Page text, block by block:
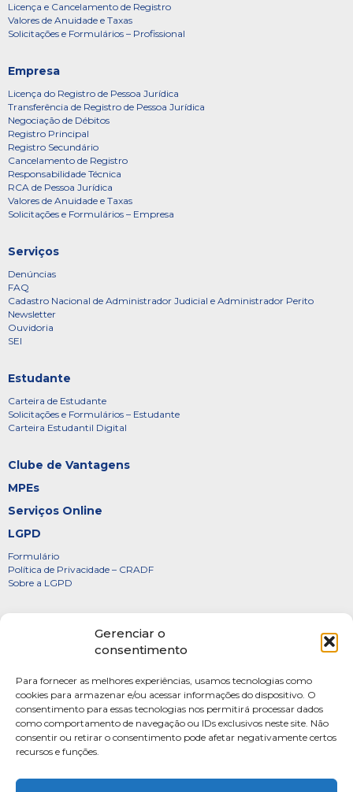
Gerenciar o
consentimento
Para fornecer as melhores experiências, usamos tecnologias como
cookies para armazenar e/ou acessar informações do dispositivo. O
consentimento para essas tecnologias nos permitirá processar dados
como comportamento de navegação ou IDs exclusivos neste site. Não
consentir ou retirar o consentimento pode afetar negativamente certos
recursos e funções.
Licença e Cancelamento de Registro
Valores de Anuidade e Taxas
Solicitações e Formulários – Profissional
Empresa
Licença do Registro de Pessoa Jurídica
Transferência de Registro de Pessoa Jurídica
Negociação de Débitos
Registro Principal
Registro Secundário
Cancelamento de Registro
Responsabilidade Técnica
RCA de Pessoa Jurídica
Valores de Anuidade e Taxas
Solicitações e Formulários – Empresa
Serviços
Denúncias
FAQ
Cadastro Nacional de Administrador Judicial e Administrador Perito
Newsletter
Ouvidoria
SEI
Estudante
Carteira de Estudante
Solicitações e Formulários – Estudante
Carteira Estudantil Digital
Clube de Vantagens
MPEs
Serviços Online
LGPD
Formulário
Política de Privacidade – CRADF
Sobre a LGPD
Diretoria
FOTOS
Webmail
Artigos
Escritores do Sistema